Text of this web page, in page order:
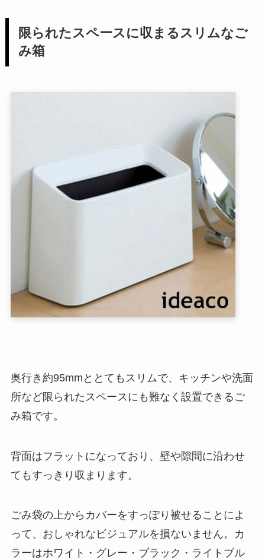
限られたスペースに収まるスリムなご
み箱
奥行き約95mmととてもスリムで、キッチンや洗面
所など限られたスペースにも難なく設置できるご
み箱です。
背面はフラットになっており、壁や隙間に沿わせ
てもすっきり収まります。
ごみ袋の上からカバーをすっぽり被せることによ
って、おしゃれなビジュアルを損ないません。カ
ラーはホワイト・グレー・ブラック・ライトブル